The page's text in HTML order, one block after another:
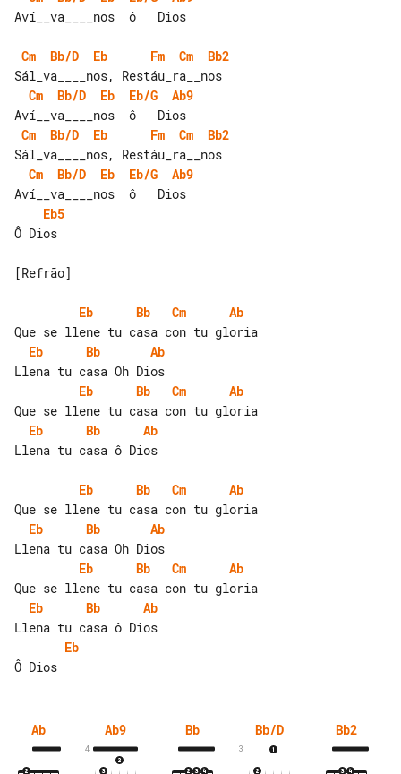
Aví__va____nos  ô   Dios
Cm Bb/D Eb Fm Cm
Bb2
Cm
Bb/D Eb Eb/G
Ab9
Cm
Bb/D Eb Fm Cm
Bb2
Cm
Bb/D Eb Eb/G
Ab9
Eb5
Ô Dios
[Refrão]
Eb Bb Cm
Ab
Eb
Bb
Ab
Eb
Bb Cm
Ab
Eb
Bb
Ab
Llena tu casa ô Dios
Eb Bb Cm
Ab
Eb
Bb
Ab
Eb
Bb Cm
Ab
Eb
Bb
Ab
Eb
Ab Ab9
4
Bb Bb/D
3
Bb2